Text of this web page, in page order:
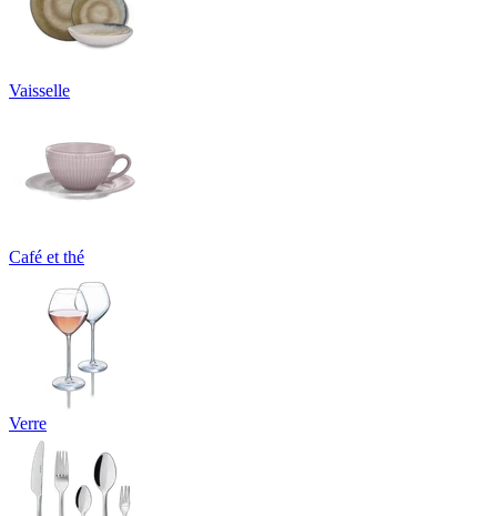
Vaisselle
Café et thé
Verre